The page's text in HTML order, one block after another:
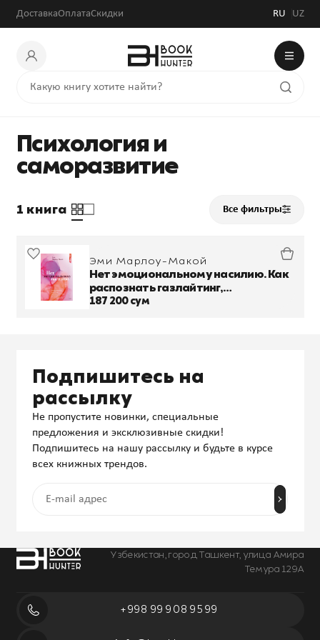
ДоставкаОплатаСкидки RU UZ
Психология и
саморазвитие
1 книга Все фильтры
Эми Марлоу-Макой
Нет эмоциональному насилию. Как
распознать газлайтинг,
противостоять ему и справиться с
187 200 сум
Узбекистан, город Ташкент, улица Амира
Темура 129А
+998 99 908 95 99
Подпишитесь на
рассылку
Не пропустите новинки, специальные
предложения и эксклюзивные скидки!
Подпишитесь на нашу рассылку и будьте в курсе
всех книжных трендов.